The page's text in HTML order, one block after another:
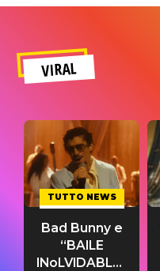
VIRAL
TUTTO NEWS
Bad Bunny e
“BAILE
INoLVIDABLE”: